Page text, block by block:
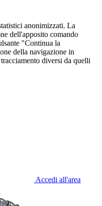
anonimizzati. La
dell'apposito comando
"Continua la
della navigazione in
diversi da quelli
Accedi all'area